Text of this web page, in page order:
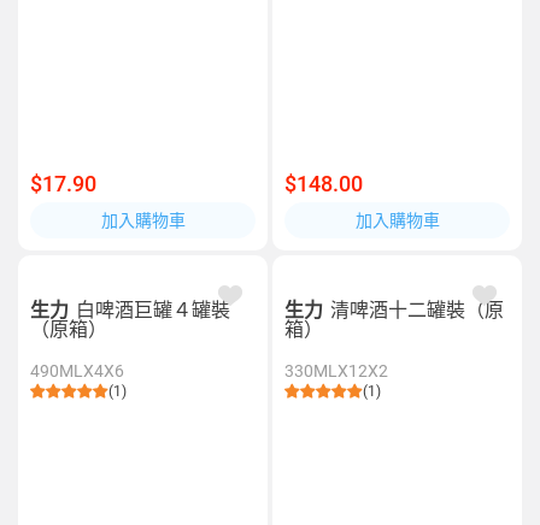
$17.90
加入購物車
$148.00
加入購物車
生力 白啤酒巨罐４罐裝
（原箱）
490MLX4X6
(1)
生力 清啤酒十二罐裝（原
箱）
330MLX12X2
(1)